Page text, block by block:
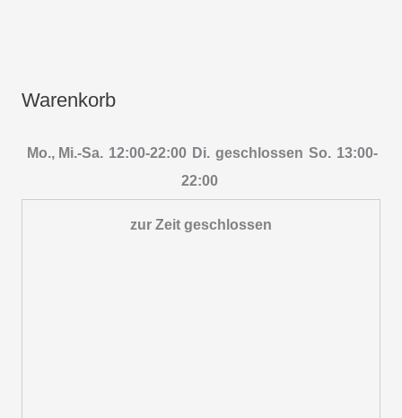
Warenkorb
Mo., Mi.-Sa. 12:00-22:00 Di. geschlossen So. 13:00-
22:00
zur Zeit geschlossen